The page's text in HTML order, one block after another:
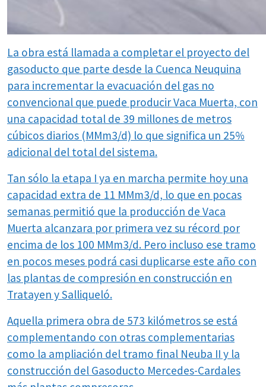
La obra está llamada a completar el proyecto del
gasoducto que parte desde la Cuenca Neuquina
para incrementar la evacuación del gas no
convencional que puede producir Vaca Muerta, con
una capacidad total de 39 millones de metros
cúbicos diarios (MMm3/d) lo que significa un 25%
adicional del total del sistema.
Tan sólo la etapa I ya en marcha permite hoy una
capacidad extra de 11 MMm3/d, lo que en pocas
semanas permitió que la producción de Vaca
Muerta alcanzara por primera vez su récord por
encima de los 100 MMm3/d. Pero incluso ese tramo
en pocos meses podrá casi duplicarse este año con
las plantas de compresión en construcción en
Tratayen y Salliqueló.
Aquella primera obra de 573 kilómetros se está
complementando con otras complementarias
como la ampliación del tramo final Neuba II y la
construcción del Gasoducto Mercedes-Cardales